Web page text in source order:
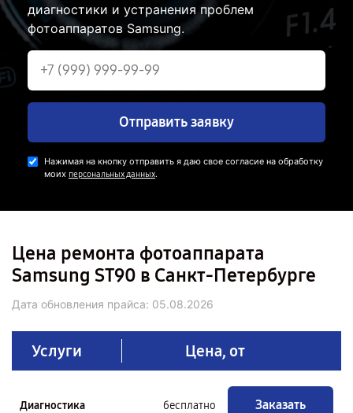
диагностики и устранения проблем
фотоаппаратов Samsung.
Отправить заявку
Нажимая на кнопку отправить я даю свое согласие на обработку
моих персональных данных.
Цена ремонта фотоаппарата
Samsung ST90 в Санкт-Петербурге
Дата обновления прайса: 05.08.2026
Услуги Цена, от
Диагностика бесплатно Заказать